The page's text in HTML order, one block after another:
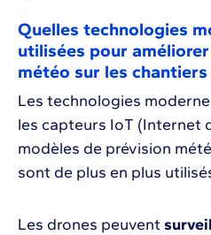
Quelles technologies
utilisées pour
météo sur les
Les technologies
les capteurs IoT (Internet
modèles de prévision
sont de plus en plus
Les drones peuvent